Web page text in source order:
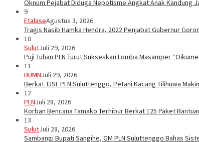
Oknum Pejabat Diduga Nepotisme Angkat Anak Kandung
9
EtalaseAgustus 3, 2026
Tragis Nasib Hamka Hendra, 2022 Penjabat Gubernur
10
SulutJuli 29, 2026
Puji Tuhan PLN Turut Sukseskan Lomba Masamper
11
BUMNJuli 29, 2026
Berkat TJSL PLN Suluttenggo, Petani Kacang Tilihuwa
12
PLNJuli 28, 2026
Korban Bencana Tamako Terhibur Berkat 125 Paket
13
SulutJuli 28, 2026
Sambangi Bupati Sangihe, GM PLN Suluttenggo Bahas